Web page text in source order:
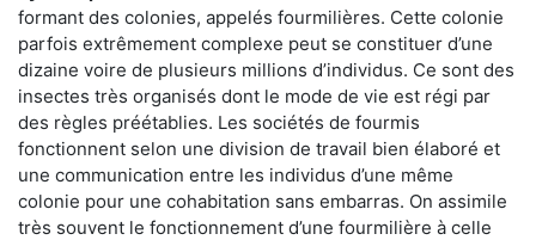
formant des colonies, appelés fourmilières. Cette colonie
parfois extrêmement complexe peut se constituer d’une
dizaine voire de plusieurs millions d’individus. Ce sont des
insectes très organisés dont le mode de vie est régi par
des règles préétablies. Les sociétés de fourmis
fonctionnent selon une division de travail bien élaboré et
une communication entre les individus d’une même
colonie pour une cohabitation sans embarras. On assimile
très souvent le fonctionnement d’une fourmilière à celle